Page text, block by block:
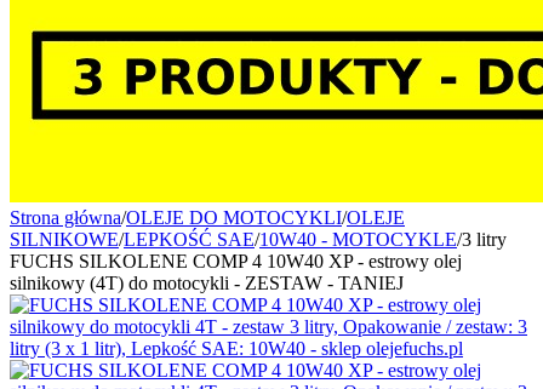
Strona główna/OLEJE DO MOTOCYKLI/OLEJE
SILNIKOWE/LEPKOŚĆ SAE/10W40 - MOTOCYKLE/3 litry
FUCHS SILKOLENE COMP 4 10W40 XP - estrowy olej
silnikowy (4T) do motocykli - ZESTAW - TANIEJ